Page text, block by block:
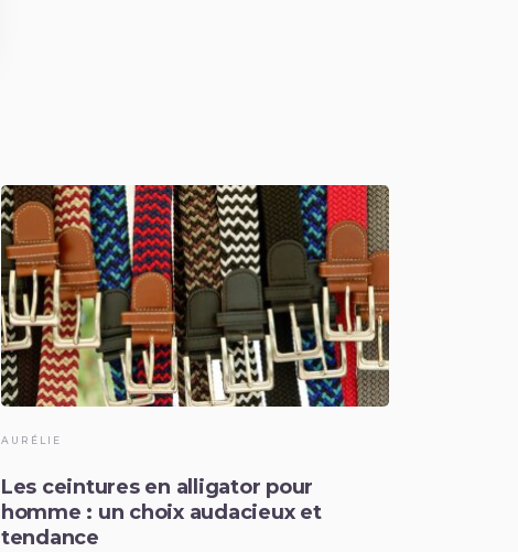
AURÉLIE
Les ceintures en alligator pour
homme : un choix audacieux et
tendance